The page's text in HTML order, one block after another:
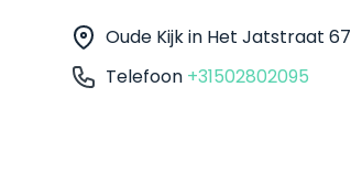
Oude Kijk in Het Jatstraat 67
Telefoon +31502802095